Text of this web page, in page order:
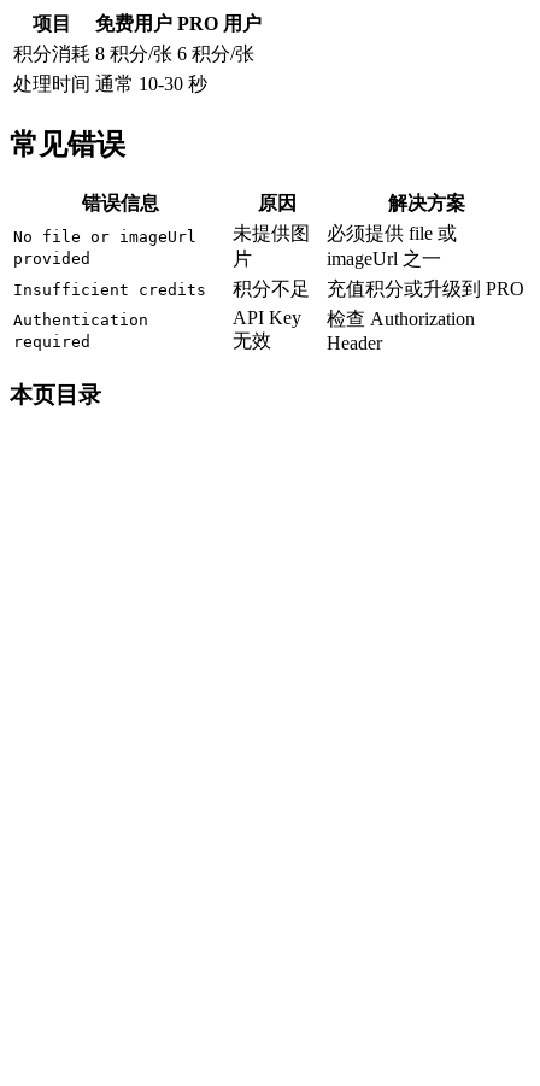
项目 免费用户 PRO 用户
积分消耗 8 积分/张 6 积分/张
处理时间 通常 10-30 秒
常见错误
错误信息 原因 解决方案
No file or imageUrl
provided
未提供图
片
必须提供 file 或
imageUrl 之一
Insufficient credits 积分不足 充值积分或升级到 PRO
Authentication
required
API Key
无效
检查 Authorization
Header
本页目录